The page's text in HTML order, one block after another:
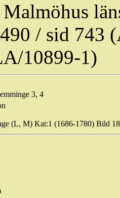
/ sid 743
10899-1)
3, 4
(L, M) Kat:1 (1686-1780) Bild